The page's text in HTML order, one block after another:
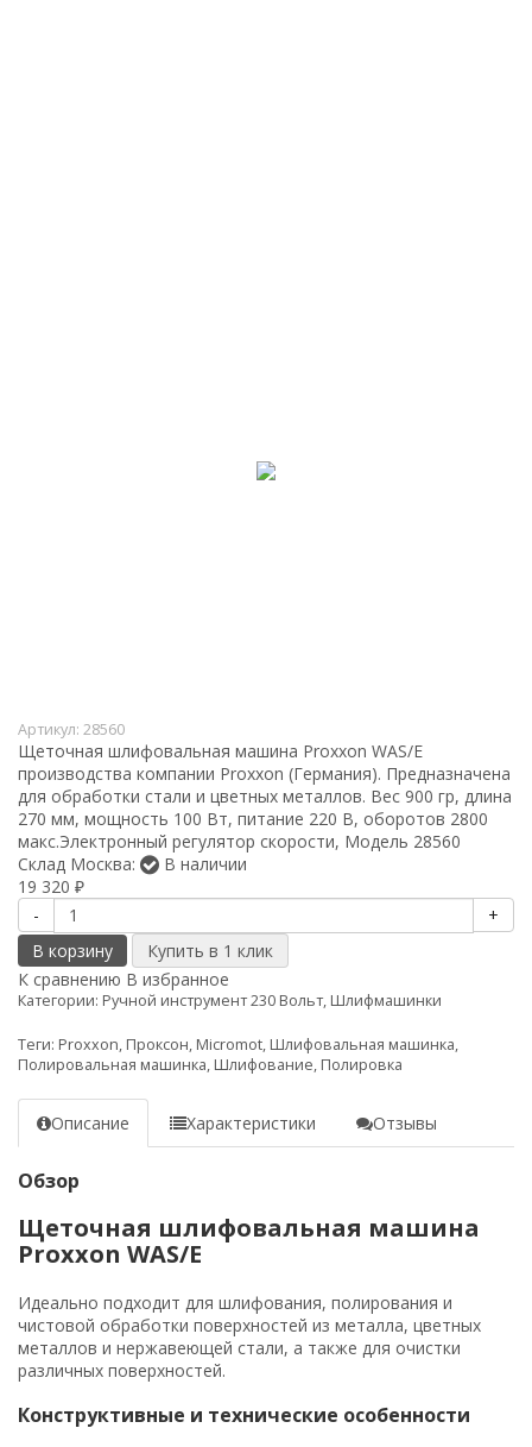
Артикул: 28560
Щеточная шлифовальная машина Proxxon WAS/E
производства компании Proxxon (Германия). Предназначена
для обработки стали и цветных металлов. Вес 900 гр, длина
270 мм, мощность 100 Вт, питание 220 В, оборотов 2800
макс.Электронный регулятор скорости, Модель 28560
Склад Москва:
В наличии
19 320 ₽
-
+
В корзину
К сравнению В избранное
Категории: Ручной инструмент 230 Вольт, Шлифмашинки
Теги: Proxxon, Проксон, Micromot, Шлифовальная машинка,
Полировальная машинка, Шлифование, Полировка
Описание Характеристики Отзывы
Обзор
Щеточная шлифовальная машина
Proxxon WAS/E
Идеально подходит для шлифования, полирования и
чистовой обработки поверхностей из металла, цветных
металлов и нержавеющей стали, а также для очистки
различных поверхностей.
Конструктивные и технические особенности